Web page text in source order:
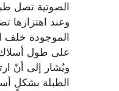
الصوتية تصل
وعند اهتزازها
الموجودة خلف
على طول أسلاك
ويُشار إلى أنّ
الطبلة بشكلٍ